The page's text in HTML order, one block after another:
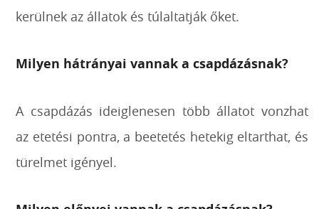
kerülnek az állatok és túlaltatják őket.
Milyen hátrányai vannak a csapdázásnak?
A csapdázás ideiglenesen több állatot vonzhat
az etetési pontra, a beetetés hetekig eltarthat, és
türelmet igényel.